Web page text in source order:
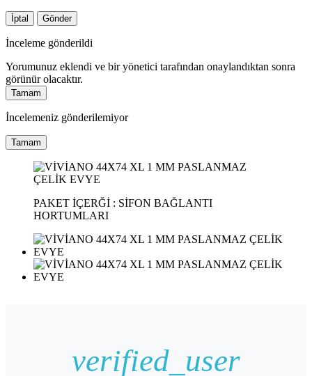
İptal Gönder
İnceleme gönderildi
Yorumunuz eklendi ve bir yönetici tarafından onaylandıktan sonra
görünür olacaktır.
Tamam
İncelemeniz gönderilemiyor
Tamam
PAKET İÇERĞİ : SİFON BAĞLANTI
HORTUMLARI
verified_user